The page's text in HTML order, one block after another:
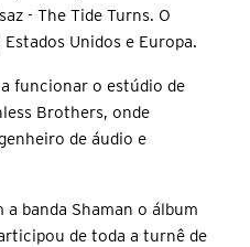
- The Tide Turns. O
Unidos e Europa.
funcionar o estúdio de
Brothers, onde
de áudio e
banda Shaman o álbum
de toda a turnê de